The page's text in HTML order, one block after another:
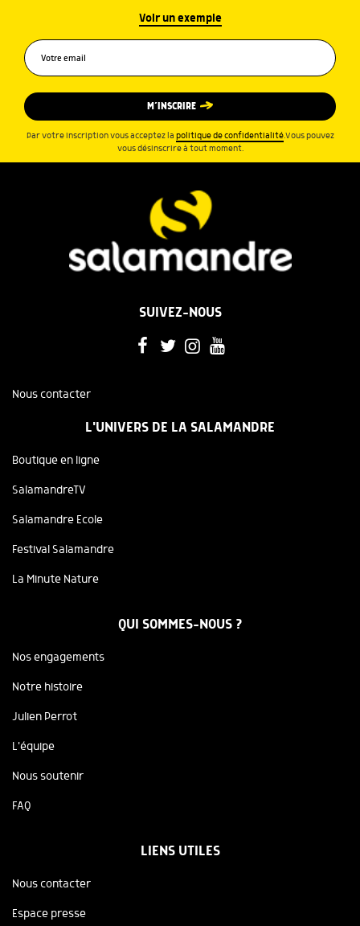
Voir un exemple
M’INSCRIRE
Par votre inscription vous acceptez la politique de confidentialité.Vous pouvez
vous désinscrire à tout moment.
SUIVEZ-NOUS
Nous contacter
L'UNIVERS DE LA SALAMANDRE
Boutique en ligne
SalamandreTV
Salamandre Ecole
Festival Salamandre
La Minute Nature
QUI SOMMES-NOUS ?
Nos engagements
Notre histoire
Julien Perrot
L'équipe
Nous soutenir
FAQ
LIENS UTILES
Nous contacter
Espace presse